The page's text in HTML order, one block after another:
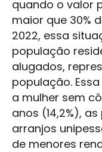
quando o valor
maior que 30%
2022, essa
população
alugados,
população.
a mulher sem
anos (14,2%),
arranjos
de menores